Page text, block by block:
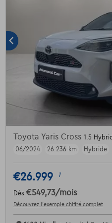
Toyota Yaris Cross 1.5
06/2024
26.236 km Hybride
€26.999 1
Dès €549,73/mois
Découvrez l’exemple chiffré complet